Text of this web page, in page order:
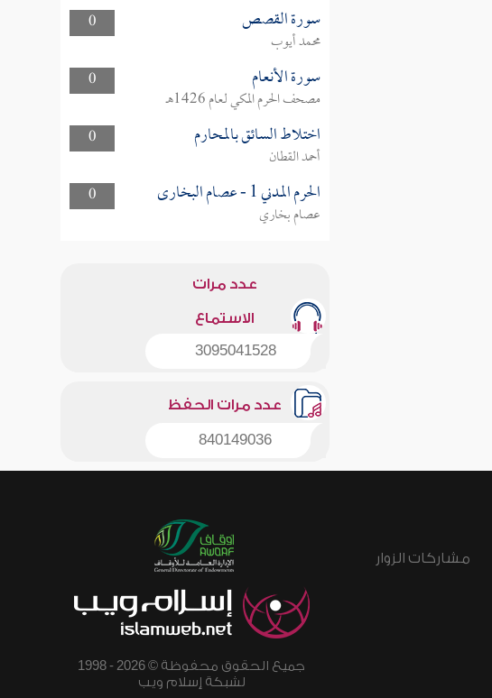
0
سورة القصص
محمد أيوب
0
سورة الأنعام
مصحف الحرم المكي لعام 1426هـ
0
اختلاط السائق بالمحارم
أحمد القطان
0
الحرم المدني 1 - عصام البخارى
عصام بخاري
عدد مرات
الاستماع
3095041528
عدد مرات الحفظ
840149036
مشاركات الزوار
جميع الحقوق محفوظة © 2026 - 1998
لشبكة إسلام ويب